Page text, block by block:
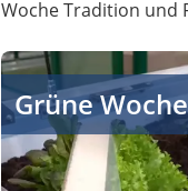
Woche Tradition und
Garten und Haus im
Grüne